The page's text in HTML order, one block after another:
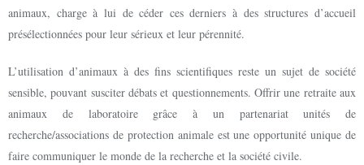
animaux, charge à lui de céder ces derniers à des structures d’accueil
présélectionnées pour leur sérieux et leur pérennité.
L’utilisation d’animaux à des fins scientifiques reste un sujet de société
sensible, pouvant susciter débats et questionnements. Offrir une retraite aux
animaux de laboratoire grâce à un partenariat unités de
recherche/associations de protection animale est une opportunité unique de
faire communiquer le monde de la recherche et la société civile.